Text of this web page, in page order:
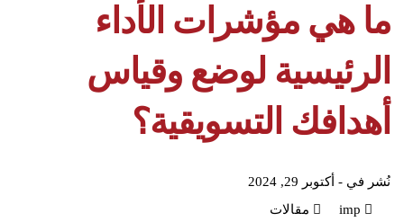
ما هي مؤشرات الأداء
الرئيسية لوضع وقياس
أهدافك التسويقية؟
نُشر في - أكتوبر 29, 2024
imp
مقالات